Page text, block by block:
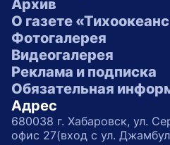
Архив
О газете
Фотогалерея
Видеогалерея
Реклама и подписка
Обязательная
Адрес
680038 г. Хабаровск, ул.
офис 27(вход с ул.